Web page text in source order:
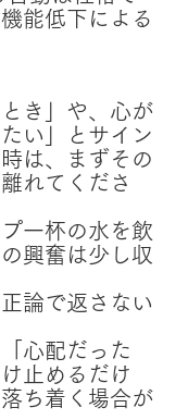
能低下による
とき」や、心が
い」とサイン
は、まずその
れてくださ
一杯の水を飲
興奮は少し収
論で返さない
心配だった
止めるだけ
ち着く場合が